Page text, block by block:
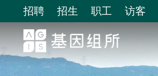
招聘 招生 职工 访客